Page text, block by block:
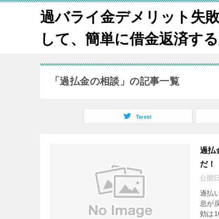
過バライ金デメリット失
して、簡単に借金返済す
「過払金の相談」の記事一覧
Tweet
過払
だ！
公開
過払
息が
効は